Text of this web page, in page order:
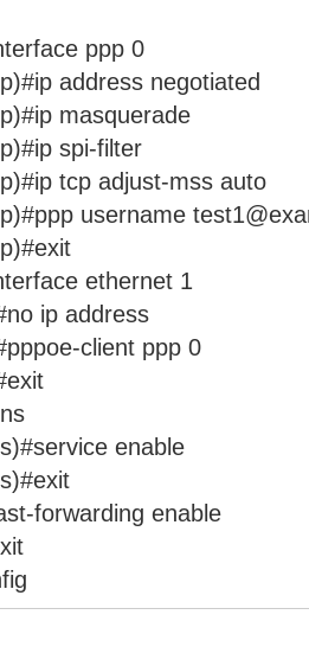
ppp 0
address negotiated
masquerade
spi-filter
tcp adjust-mss auto
username
ethernet 1
ip address
client ppp 0
enable
forwarding enable